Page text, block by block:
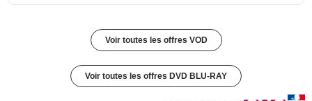
Voir toutes les offres VOD
Voir toutes les offres DVD BLU-RAY